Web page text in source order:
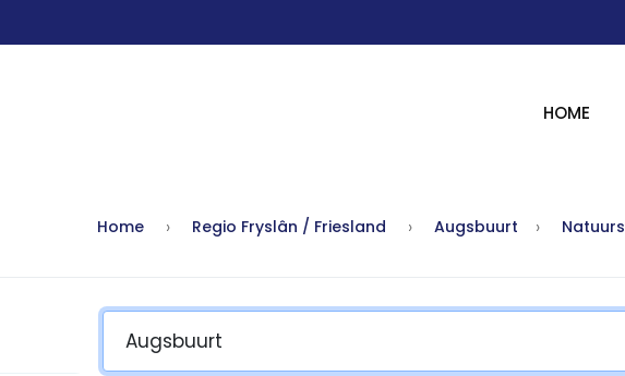
HOME
Home Regio Fryslân / Friesland Augsbuurt